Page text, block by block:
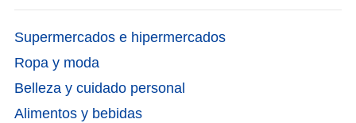
Supermercados e hipermercados
Ropa y moda
Belleza y cuidado personal
Alimentos y bebidas